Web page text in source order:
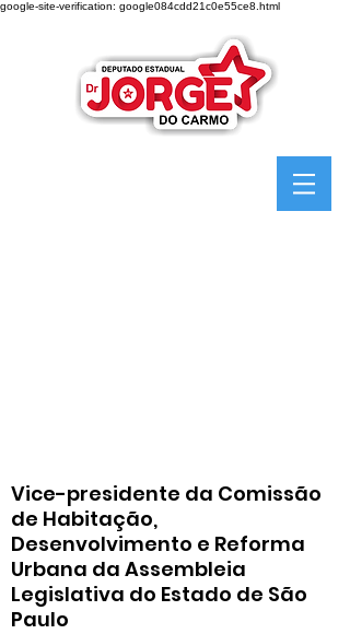
google-site-verification: google084cdd21c0e55ce8.html
Vice-presidente da Comissão
de Habitação,
Desenvolvimento e Reforma
Urbana da Assembleia
Legislativa do Estado de São
Paulo